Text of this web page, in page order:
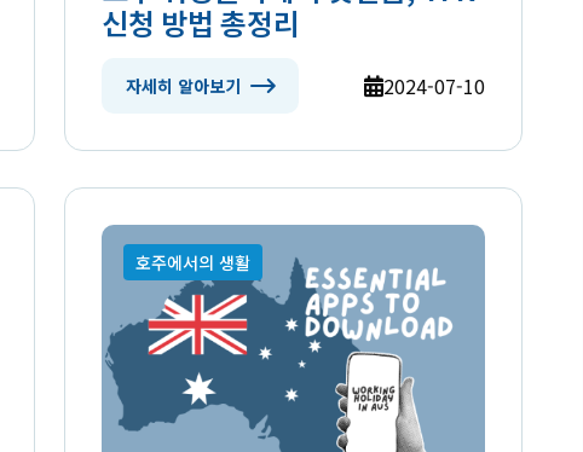
신청 방법 총정리
자세히 알아보기 2024-07-10
호주에서의 생활